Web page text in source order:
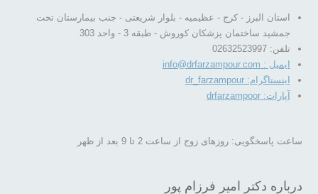
استان البرز - کرج - عظیمیه - بلوار شریعتی - جنب بیمارستان تخت
جمشید ساختمان پزشکان کوروش - طبقه 3 - واحد 303
تلفن: 02632523997
ایمیل : info@drfarzampour.com
اینستاگرام: dr_farzampour
آپارات: drfarzampoor
ساعت پاسخگویی: روزهای زوج از ساعت 2 تا 9 بعد از ظهر
درباره دکتر امیر فرزام پور